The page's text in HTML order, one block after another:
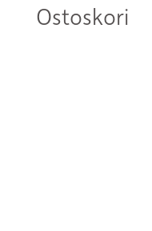
Ostoskori